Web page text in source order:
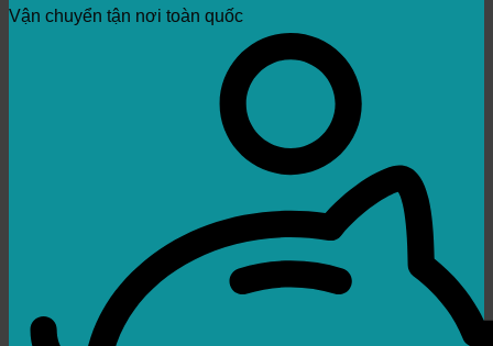
Vận chuyển tận nơi toàn quốc